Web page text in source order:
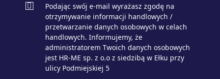
Podając swój e-mail wyrażasz zgodę na
otrzymywanie informacji handlowych /
przetwarzanie danych osobowych w celach
handlowych. Informujemy, że
administratorem Twoich danych osobowych
jest HR-ME sp. z o.o z siedzibą w Ełku przy
ulicy Podmiejskiej 5